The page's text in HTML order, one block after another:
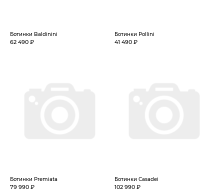
Ботинки Baldinini
62 490 ₽
Ботинки Pollini
41 490 ₽
Ботинки Premiata
79 990 ₽
Ботинки Casadei
102 990 ₽